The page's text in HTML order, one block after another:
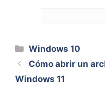
Categorías
Windows 10
Cómo abrir un
Windows 11